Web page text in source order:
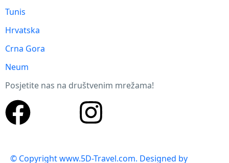
Tunis
Hrvatska
Crna Gora
Neum
Posjetite nas na društvenim mrežama!
© Copyright www.5D-Travel.com. Designed by